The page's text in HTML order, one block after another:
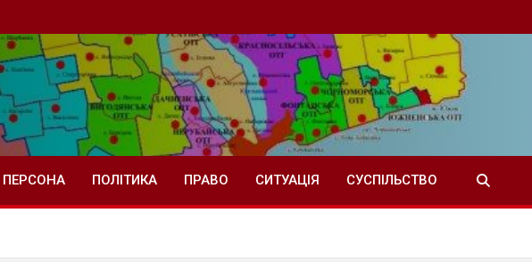
ПЕРСОНА ПОЛІТИКА ПРАВО СИТУАЦІЯ СУСПІЛЬСТВО